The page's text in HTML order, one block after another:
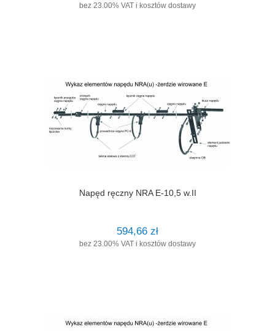
bez 23.00% VAT i kosztów dostawy
Napęd ręczny NRA E-10,5 w.II
594,66 zł
bez 23.00% VAT i kosztów dostawy